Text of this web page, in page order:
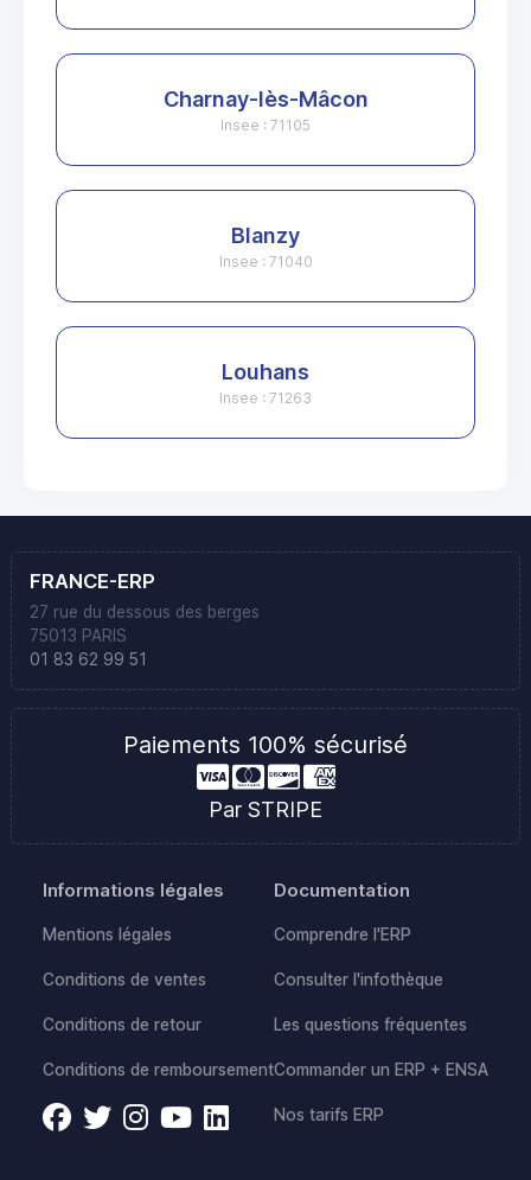
Charnay-lès-Mâcon
Insee : 71105
Blanzy
Insee : 71040
Louhans
Insee : 71263
FRANCE-ERP
27 rue du dessous des berges
75013 PARIS
01 83 62 99 51
Paiements 100% sécurisé
Par STRIPE
Informations légales
Mentions légales
Conditions de ventes
Conditions de retour
Conditions de remboursement
Documentation
Comprendre l'ERP
Consulter l'infothèque
Les questions fréquentes
Commander un ERP + ENSA
Nos tarifs ERP